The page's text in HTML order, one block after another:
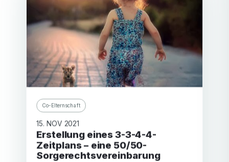
Co-Elternschaft
15. NOV 2021
Erstellung eines 3-3-4-4-
Zeitplans – eine 50/50-
Sorgerechtsvereinbarung